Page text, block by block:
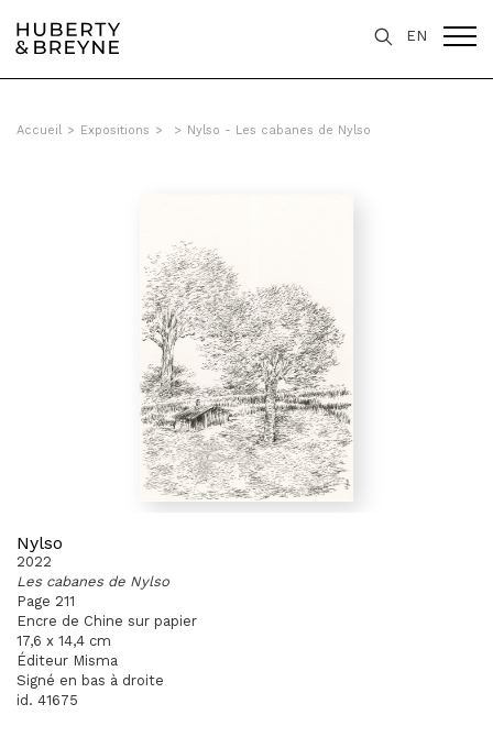
EN
Accueil > Expositions > > Nylso - Les cabanes de Nylso
Nylso
2022
Les cabanes de Nylso
Page 211
Encre de Chine sur papier
17,6 x 14,4 cm
Éditeur Misma
Signé en bas à droite
id. 41675